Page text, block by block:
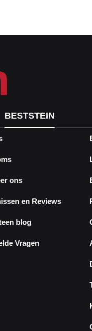
BESTSTEIN
ons
en Reviews
blog
Vragen